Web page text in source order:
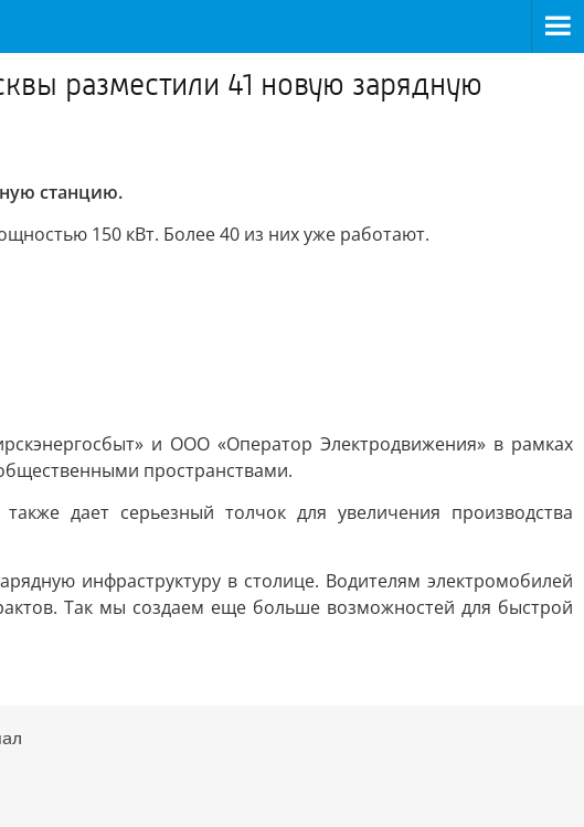
разместили 41 новую зарядную
станцию.
150 кВт. Более 40 из них уже работают.
и ООО «Оператор Электродвижения» в рамках
пространствами.
дает серьезный толчок для увеличения производства
инфраструктуру в столице. Водителям электромобилей
Так мы создаем еще больше возможностей для быстрой